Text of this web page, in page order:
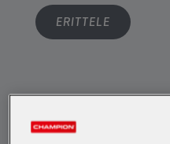
ERITTELE
HUOLTONESTE